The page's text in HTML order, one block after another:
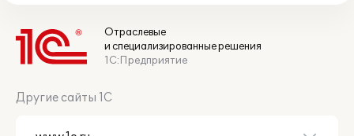
Отраслевые
и специализированные решения
1С:Предприятие
Другие сайты 1С